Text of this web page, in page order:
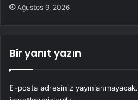
Ağustos 9, 2026
Bir yanıt yazın
E-posta adresiniz yayınlanmayacak.